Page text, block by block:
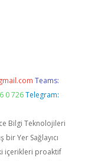
Teams:
0 726 Telegram:
Bilgi Teknolojileri
Yer Sağlayıcı
içerikleri proaktif